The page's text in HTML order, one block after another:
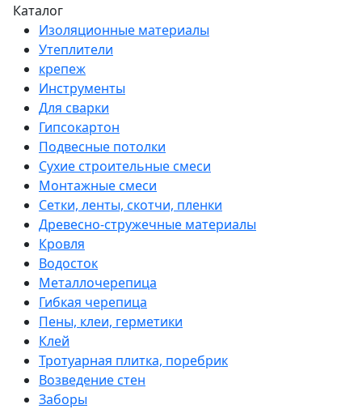
Каталог
Изоляционные материалы
Утеплители
крепеж
Инструменты
Для сварки
Гипсокартон
Подвесные потолки
Сухие строительные смеси
Монтажные смеси
Сетки, ленты, скотчи, пленки
Древесно-стружечные материалы
Кровля
Водосток
Металлочерепица
Гибкая черепица
Пены, клеи, герметики
Клей
Тротуарная плитка, поребрик
Возведение стен
Заборы